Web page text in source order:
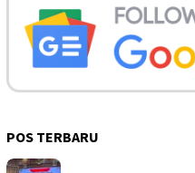
POS TERBARU